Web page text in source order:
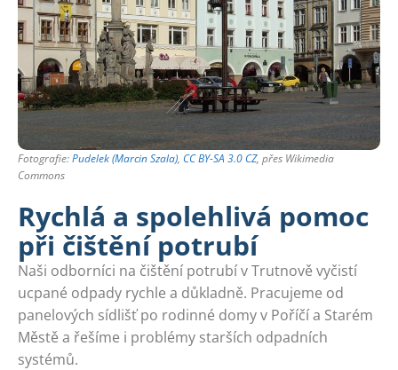
Fotografie:Pudelek (Marcin Szala), CC BY-SA 3.0 CZ, přes Wikimedia
Commons
Rychlá a spolehlivá pomoc
při čištění potrubí
Naši odborníci na čištění potrubí v Trutnově vyčistí
ucpané odpady rychle a důkladně. Pracujeme od
panelových sídlišť po rodinné domy v Poříčí a Starém
Městě a řešíme i problémy starších odpadních
systémů.